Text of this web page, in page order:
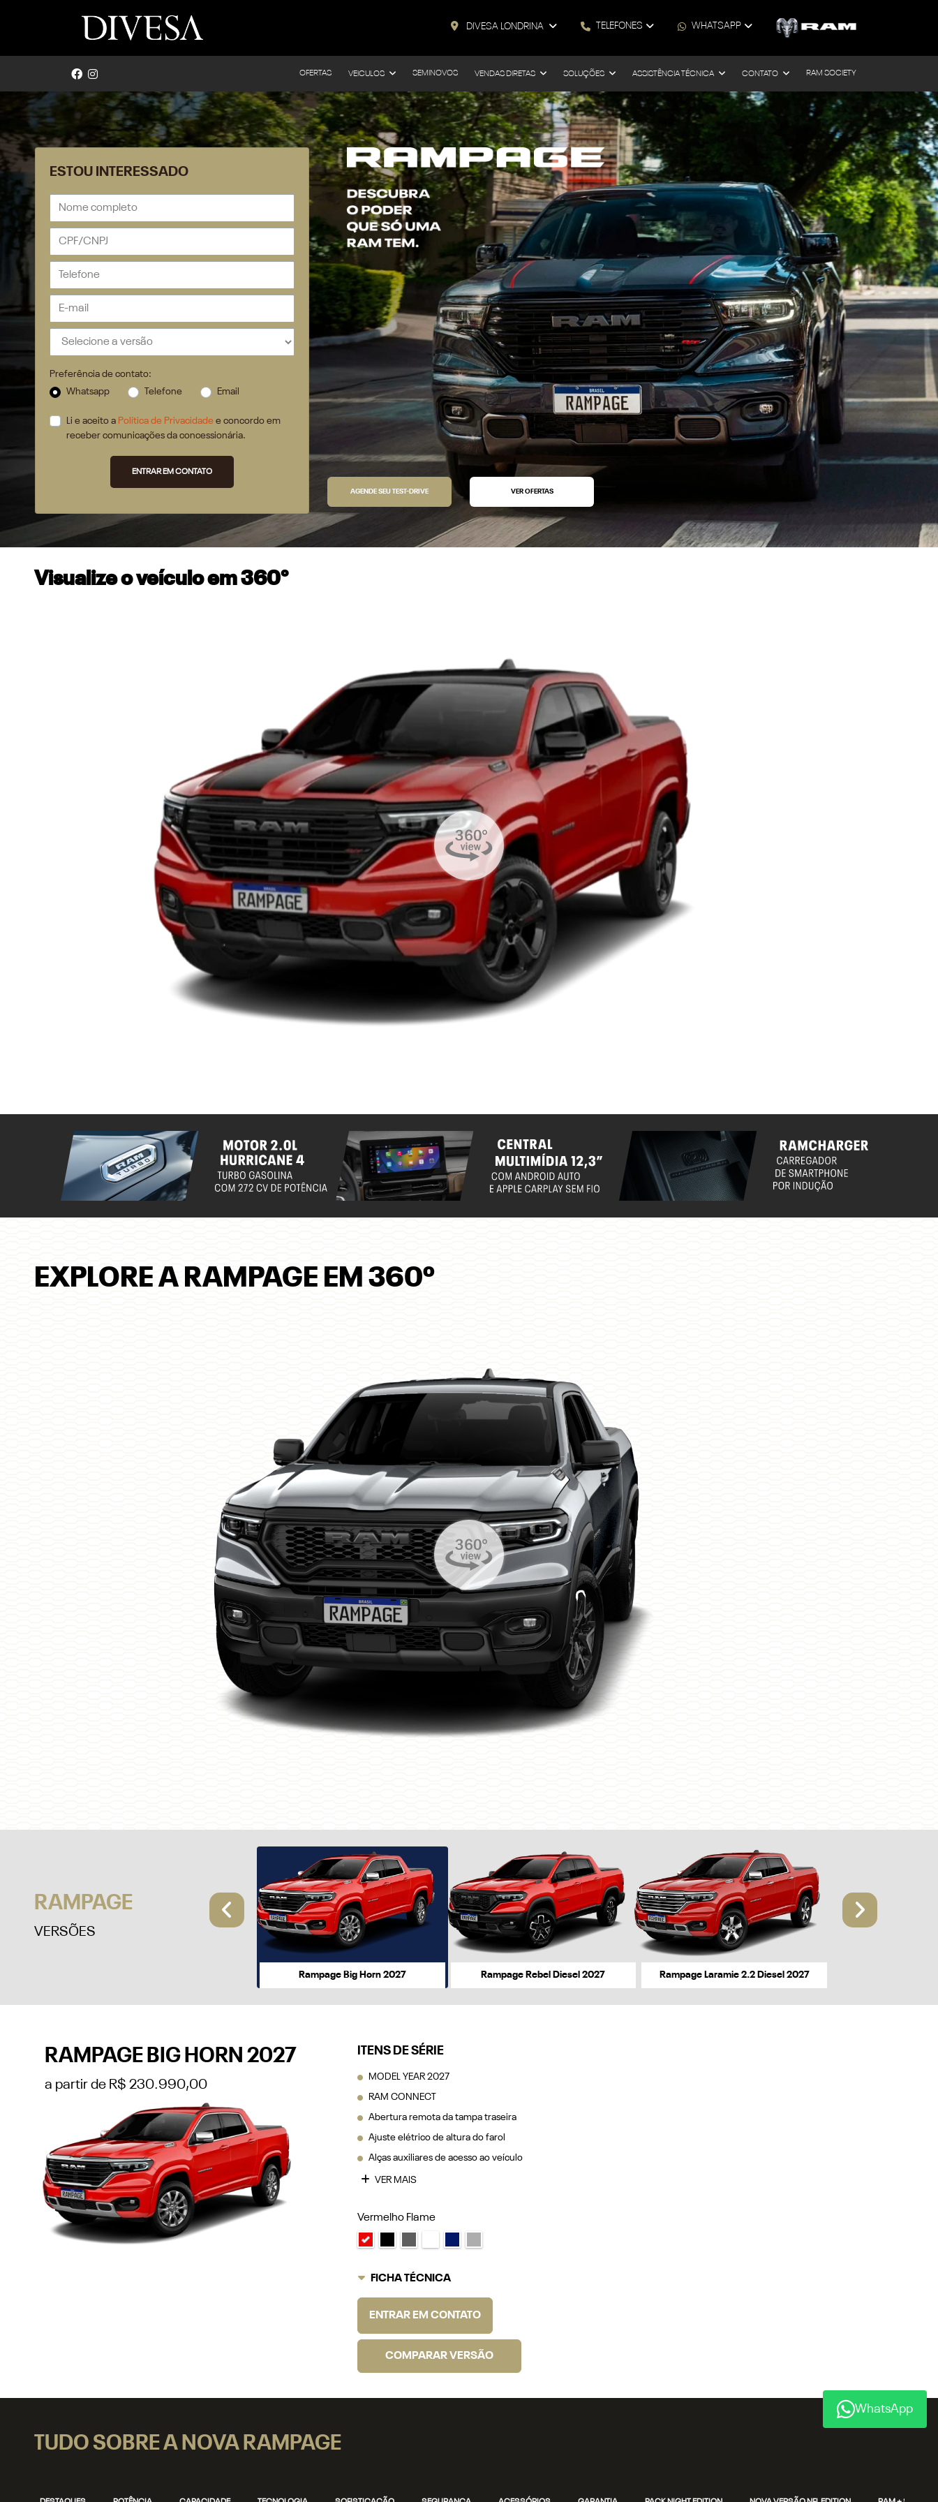
DIVESA LONDRINA TELEFONES WHATSAPP
OFERTAS VEICULOS SEMINOVOS VENDAS DIRETAS SOLUÇÕES ASSISTÊNCIA TÉCNICA CONTATO RAM SOCIETY
ESTOU INTERESSADO
Preferência de contato:
Whatsapp
Telefone Email
Li e aceito a Política de Privacidade e concordo em
receber comunicações da concessionária.
ENTRAR EM CONTATO
AGENDE SEU TEST-DRIVE VER OFERTAS
Visualize o veículo em 360°
EXPLORE A RAMPAGE EM 360º
RAMPAGE
VERSÕES
Rampage Big Horn 2027 Rampage Rebel Diesel 2027 Rampage Laramie 2.2 Diesel 2027
Anterior
RAMPAGE BIG HORN 2027
a partir de R$ 230.990,00
ITENS DE SÉRIE
MODEL YEAR 2027
RAM CONNECT
Abertura remota da tampa traseira
Ajuste elétrico de altura do farol
Alças auxiliares de acesso ao veículo
VER MAIS
Vermelho Flame
FICHA TÉCNICA
ENTRAR EM CONTATO
COMPARAR VERSÃO
TUDO SOBRE A NOVA RAMPAGE
WhatsApp